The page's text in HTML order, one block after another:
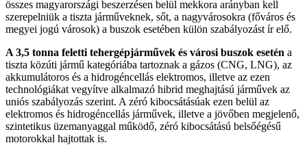
összes magyarországi beszerzésen belül mekkora arányban kell
szerepelniük a tiszta járműveknek, sőt, a nagyvárosokra (főváros és
megyei jogú városok) a buszok esetében külön szabályozást ír elő.
A 3,5 tonna feletti tehergépjárművek és városi buszok esetén a
tiszta közúti jármű kategóriába tartoznak a gázos (CNG, LNG), az
akkumulátoros és a hidrogéncellás elektromos, illetve az ezen
technológiákat vegyítve alkalmazó hibrid meghajtású járművek az
uniós szabályozás szerint. A zéró kibocsátásúak ezen belül az
elektromos és hidrogéncellás járművek, illetve a jövőben megjelenő,
szintetikus üzemanyaggal működő, zéró kibocsátású belsőégésű
motorokkal hajtottak is.